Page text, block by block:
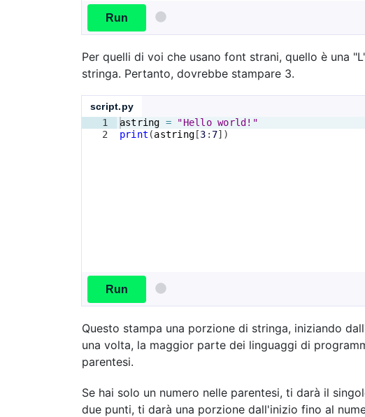
Run
Per quelli di voi che usano font strani, quello è una
stringa. Pertanto, dovrebbe stampare 3.
script.py
1
2
astring =
"Hello world!"
print (astring [3 : 7])
Run
Questo stampa una porzione di stringa, iniziando
una volta, la maggior parte dei linguaggi di
parentesi.
Se hai solo un numero nelle parentesi, ti darà il
due punti, ti darà una porzione dall'inizio fino al